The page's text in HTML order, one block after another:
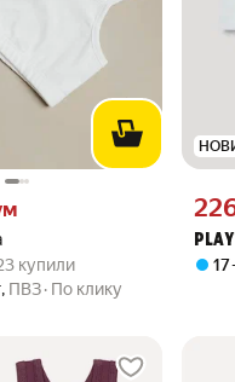
вместо
4.9 из 5
купили
купили
, ПВЗ По клику
Цена
17